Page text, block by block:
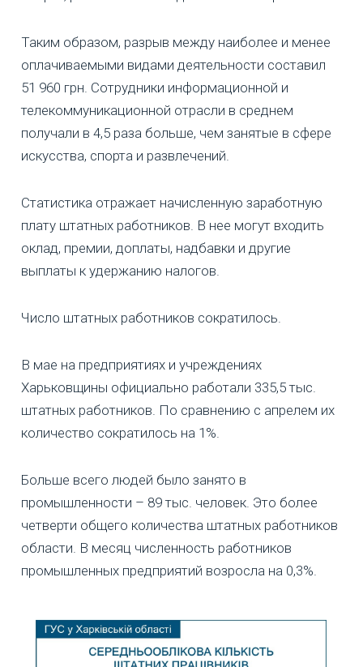
Таким образом, разрыв между наиболее и менее
оплачиваемыми видами деятельности составил
51 960 грн. Сотрудники информационной и
телекоммуникационной отрасли в среднем
получали в 4,5 раза больше, чем занятые в сфере
искусства, спорта и развлечений.
Статистика отражает начисленную заработную
плату штатных работников. В нее могут входить
оклад, премии, доплаты, надбавки и другие
выплаты к удержанию налогов.
Число штатных работников сократилось.
В мае на предприятиях и учреждениях
Харьковщины официально работали 335,5 тыс.
штатных работников. По сравнению с апрелем их
количество сократилось на 1%.
Больше всего людей было занято в
промышленности – 89 тыс. человек. Это более
четверти общего количества штатных работников
области. В месяц численность работников
промышленных предприятий возросла на 0,3%.